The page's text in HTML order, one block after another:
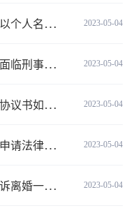
2023-05-04
于夫妻共同债务吗？
2023-05-04
处罚吗？
2023-05-04
何书写？
2023-05-04
围是什么？
2023-05-04
法律效力怎么样？